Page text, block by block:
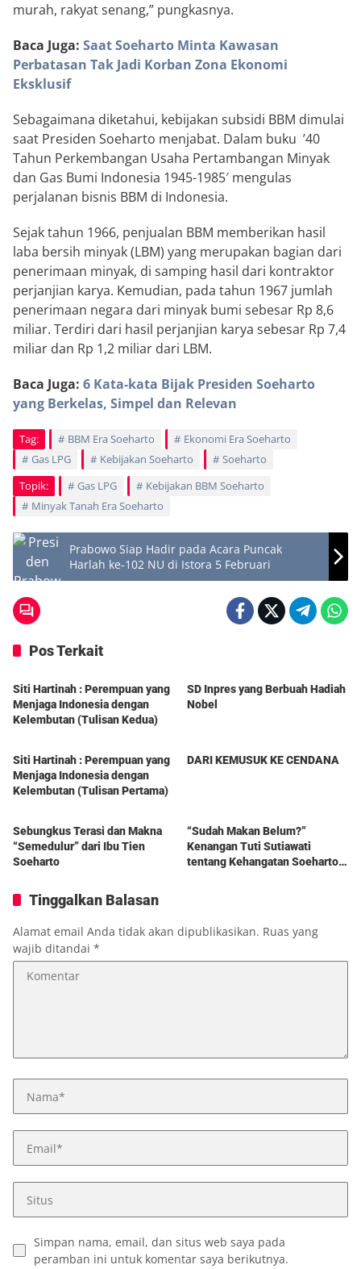
murah, rakyat senang,” pungkasnya.
Baca Juga: Saat Soeharto Minta Kawasan
Perbatasan Tak Jadi Korban Zona Ekonomi
Eksklusif
Sebagaimana diketahui, kebijakan subsidi BBM dimulai
saat Presiden Soeharto menjabat. Dalam buku ’40
Tahun Perkembangan Usaha Pertambangan Minyak
dan Gas Bumi Indonesia 1945-1985′ mengulas
perjalanan bisnis BBM di Indonesia.
Sejak tahun 1966, penjualan BBM memberikan hasil
laba bersih minyak (LBM) yang merupakan bagian dari
penerimaan minyak, di samping hasil dari kontraktor
perjanjian karya. Kemudian, pada tahun 1967 jumlah
penerimaan negara dari minyak bumi sebesar Rp 8,6
miliar. Terdiri dari hasil perjanjian karya sebesar Rp 7,4
miliar dan Rp 1,2 miliar dari LBM.
Baca Juga: 6 Kata-kata Bijak Presiden Soeharto
yang Berkelas, Simpel dan Relevan
Tag: BBM Era Soeharto
Ekonomi Era Soeharto
Gas LPG
Kebijakan Soeharto
Soeharto
Topik:
Gas LPG
Kebijakan BBM Soeharto
Minyak Tanah Era Soeharto
Prabowo Siap Hadir pada Acara Puncak
Harlah ke-102 NU di Istora 5 Februari
Pos Terkait
Berita
Siti Hartinah : Perempuan yang
Menjaga Indonesia dengan
Kelembutan (Tulisan Kedua)
SD Inpres yang Berbuah Hadiah
Nobel
Siti Hartinah : Perempuan yang
Menjaga Indonesia dengan
Kelembutan (Tulisan Pertama)
DARI KEMUSUK KE CENDANA
Sebungkus Terasi dan Makna
“Semedulur” dari Ibu Tien
Soeharto
“Sudah Makan Belum?”
Kenangan Tuti Sutiawati
tentang Kehangatan Soeharto
Tinggalkan Balasan
Alamat email Anda tidak akan dipublikasikan. Ruas yang
wajib ditandai *
Simpan nama, email, dan situs web saya pada
peramban ini untuk komentar saya berikutnya.